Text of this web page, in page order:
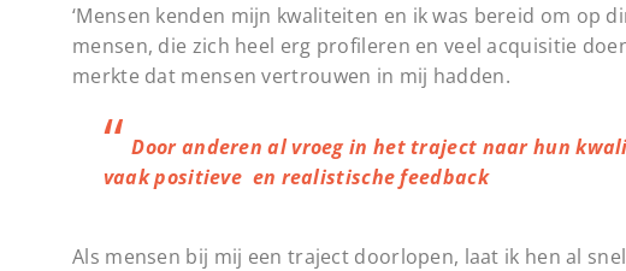
‘Mensen kenden mijn kwaliteiten en ik was bereid om op
mensen, die zich heel erg profileren en veel acquisitie
merkte dat mensen vertrouwen in mij hadden.
Door anderen al vroeg in het traject naar hun
vaak positieve en realistische feedback
Als mensen bij mij een traject doorlopen, laat ik hen al